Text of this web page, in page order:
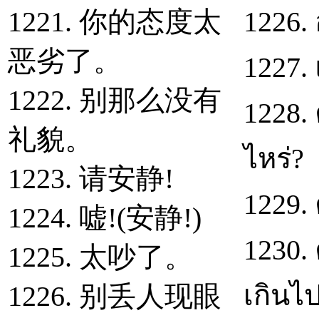
1221. 你的态度太
恶劣了。
1222. 别那么没有
礼貌。
1223. 请安静!
1224. 嘘!(安静!)
1225. 太吵了。
1226. 别丢人现眼
ไหร่?
เกินไ